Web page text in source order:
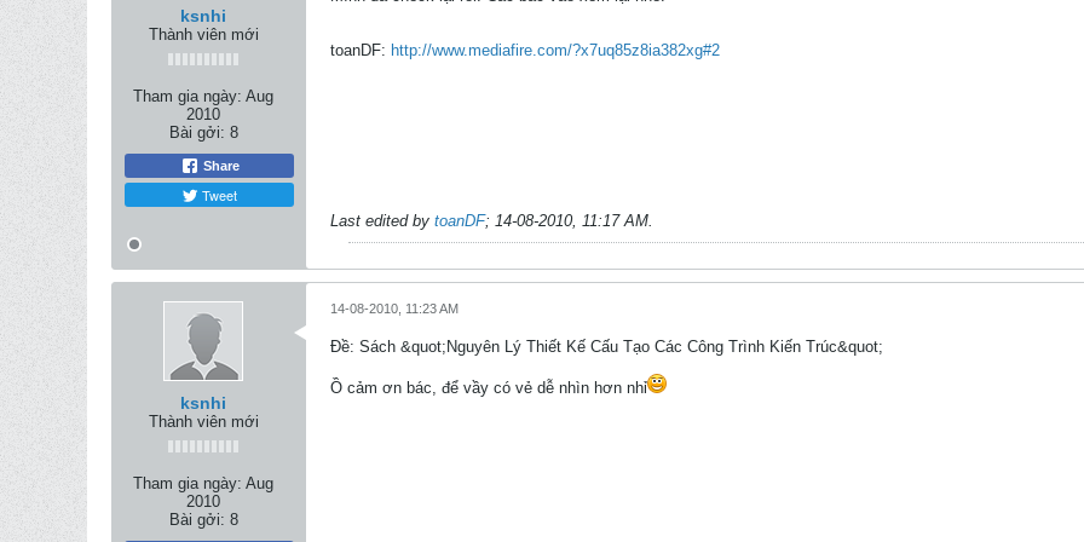
ksnhi
Thành viên mới
Tham gia ngày: Aug
2010
Bài gởi: 8
Share
Tweet
toanDF: http://www.mediafire.com/?x7uq85z8ia382xg#2
Last edited by toanDF; 14-08-2010, 11:17 AM.
ksnhi
Thành viên mới
Tham gia ngày: Aug
2010
Bài gởi: 8
14-08-2010, 11:23 AM
Ðề: Sách &quot;Nguyên Lý Thiết Kế Cấu Tạo Các Công Trình Kiến Trúc&quot;
Ồ cảm ơn bác, để vầy có vẻ dễ nhìn hơn nhỉ